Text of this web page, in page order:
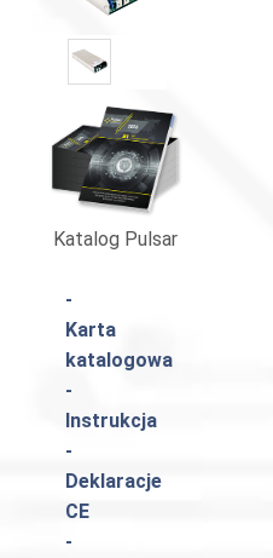
Katalog Pulsar
-
Karta
katalogowa
-
Instrukcja
-
Deklaracje
CE
-